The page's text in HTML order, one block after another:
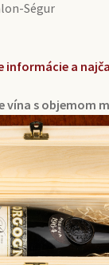
Ségur
informácie a
vína s objemom